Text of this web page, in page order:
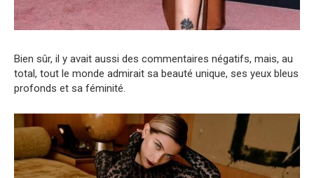
Bien sûr, il y avait aussi des commentaires négatifs, mais, au
total, tout le monde admirait sa beauté unique, ses yeux bleus
profonds et sa féminité.